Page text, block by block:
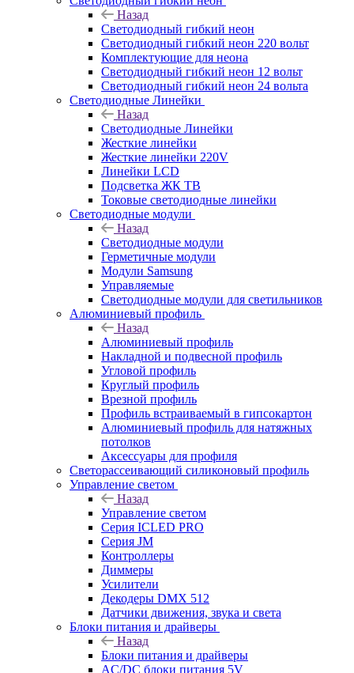
Назад
Светодиодный гибкий неон
Светодиодный гибкий неон 220 вольт
Комплектующие для неона
Светодиодный гибкий неон 12 вольт
Светодиодный гибкий неон 24 вольта
Светодиодные Линейки
Назад
Светодиодные Линейки
Жесткие линейки
Жесткие линейки 220V
Линейки LCD
Подсветка ЖК ТВ
Токовые светодиодные линейки
Светодиодные модули
Назад
Светодиодные модули
Герметичные модули
Модули Samsung
Управляемые
Светодиодные модули для светильников
Алюминиевый профиль
Назад
Алюминиевый профиль
Накладной и подвесной профиль
Угловой профиль
Круглый профиль
Врезной профиль
Профиль встраиваемый в гипсокартон
Алюминиевый профиль для натяжных
потолков
Аксессуары для профиля
Светорассеивающий силиконовый профиль
Управление светом
Назад
Управление светом
Серия ICLED PRO
Серия JM
Контроллеры
Диммеры
Усилители
Декодеры DMX 512
Датчики движения, звука и света
Блоки питания и драйверы
Назад
Блоки питания и драйверы
AC/DC блоки питания 5V